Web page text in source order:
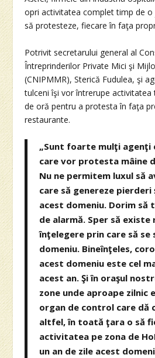
opri activitatea complet timp de
să protesteze, fiecare în faţa
Potrivit secretarului general al
Întreprinderilor Private Mici şi
(CNIPMMR), Sterică Fudulea, şi
tulceni îşi vor întrerupe
de oră pentru a protesta în faţa
restaurante.
„Sunt foarte mulţi agenţi
care vor protesta mâine
Nu ne permitem luxul să
care să genereze pierderi
acest domeniu. Dorim să
de alarmă. Sper să
înţelegere prin care să se
domeniu. Bineînţeles,
acest domeniu este cel
acest an. Şi în oraşul
zone unde aproape zilnic
organ de control care dă
altfel, în toată ţara o să
activitatea pe zona de
un an de zile acest